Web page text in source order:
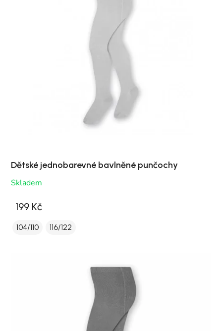
Dětské jednobarevné bavlněné punčochy
Skladem
199 Kč
104/110 116/122